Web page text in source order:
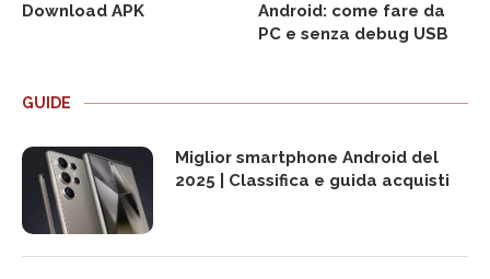
Download APK
Android: come fare da
PC e senza debug USB
GUIDE
Miglior smartphone Android del
2025 | Classifica e guida acquisti